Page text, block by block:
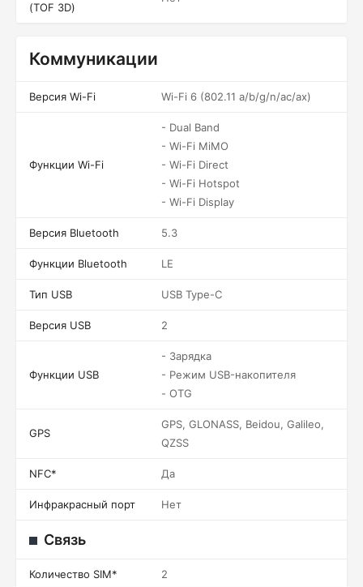
(TOF 3D)
Коммуникации
Версия Wi-Fi Wi-Fi 6 (802.11 a/b/g/n/ac/ax)
Функции Wi-Fi
- Dual Band
- Wi-Fi MiMO
- Wi-Fi Direct
- Wi-Fi Hotspot
- Wi-Fi Display
Версия Bluetooth 5.3
Функции Bluetooth LE
Тип USB USB Type-C
Версия USB 2
Функции USB
- Зарядка
- Режим USB-накопителя
- OTG
GPS
GPS, GLONASS, Beidou, Galileo,
QZSS
NFC* Да
Инфракрасный порт Нет
Связь
Количество SIM* 2